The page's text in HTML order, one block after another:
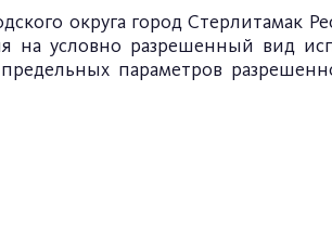
округа город Стерлитамак
на условно разрешенный вид
параметров